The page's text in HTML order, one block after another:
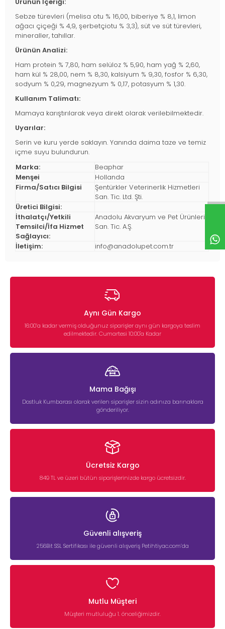
Sebze türevleri (melisa otu % 16,00, biberiye % 8,1, limon
ağacı çiçeği % 4,9, şerbetçiotu % 3,3), süt ve süt türevleri,
mineraller, tahıllar.
Ürünün Analizi:
Ham protein % 7,80, ham selüloz % 5,90, ham yağ % 2,60,
ham kül % 28,00, nem % 8,30, kalsiyum % 9,30, fosfor % 6,30,
sodyum % 0,29, magnezyum % 0,17, potasyum % 1,30.
Kullanım Talimatı:
Mamaya karıştırılarak veya direkt olarak verilebilmektedir.
Uyarılar:
Serin ve kuru yerde saklayın. Yanında daima taze ve temiz
içme suyu bulundurun.
Marka:
Beaphar
Menşei
Hollanda
Firma/Satıcı Bilgisi
Şentürkler Veterinerlik Hizmetleri
San. Tic. Ltd. Şti.
Üretici Bilgisi:
İthalatçı/Yetkili
Temsilci/İfa Hizmet
Sağlayıcı:
Anadolu Akvaryum ve Pet Ürünleri
San. Tic. A.Ş.
İletişim: info@anadolupet.com.tr
Aynı Gün Kargo
16:00’a kadar vermiş olduğunuz siparişler aynı gün kargoya teslim
edilmektedir. Cumartesi 10:00'a Kadar
Mama Bağışı
Dostluk Kumbarası olarak verilen siparişler sizin adınıza barınaklara
gönderiliyor.
Ücretsiz Kargo
849 TL ve üzeri bütün siparişlerinizde kargo ücretsizdir.
Güvenli alışveriş
256Bit SSL Sertifikası ile güvenli alışveriş Petihtiyac.com’da
Mutlu Müşteri
Müşteri mutluluğu 1. önceliğimizdir.